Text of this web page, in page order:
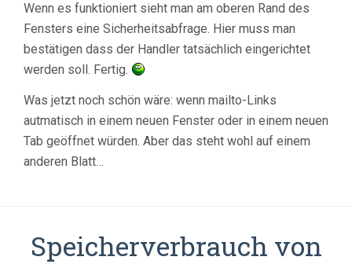
Wenn es funktioniert sieht man am oberen Rand des
Fensters eine Sicherheitsabfrage. Hier muss man
bestätigen dass der Handler tatsächlich eingerichtet
werden soll. Fertig.
Was jetzt noch schön wäre: wenn mailto-Links
autmatisch in einem neuen Fenster oder in einem neuen
Tab geöffnet würden. Aber das steht wohl auf einem
anderen Blatt…
Speicherverbrauch von